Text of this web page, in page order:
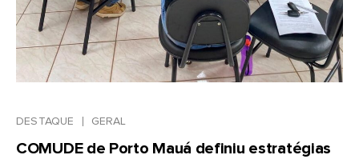
DESTAQUE GERAL
COMUDE de Porto Mauá definiu estratégias